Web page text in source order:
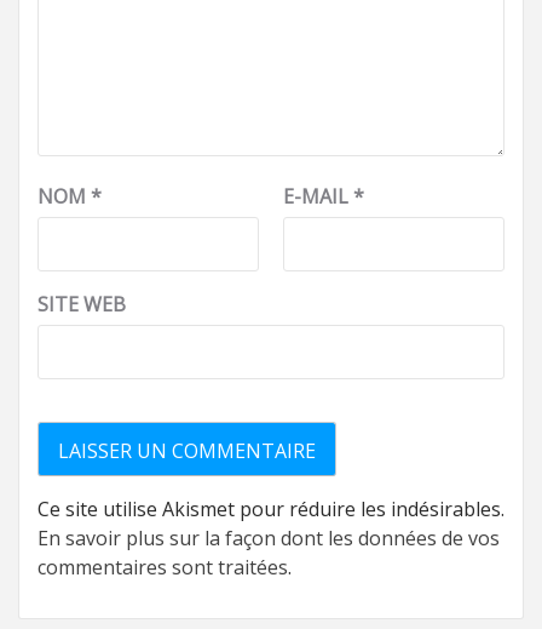
NOM * E-MAIL*
SITE WEB
Ce site utilise Akismet pour réduire les indésirables.
En savoir plus sur la façon dont les données de vos
commentaires sont traitées.